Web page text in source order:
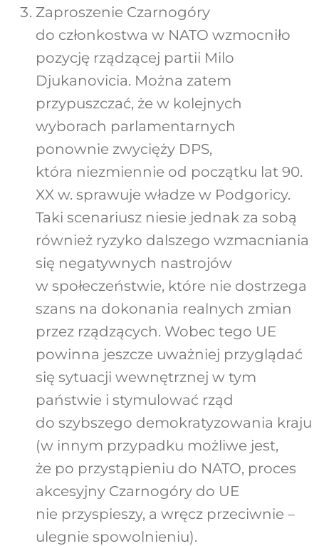
Zaproszenie Czarnogóry
do członkostwa w NATO wzmocniło
pozycję rządzącej partii Milo
Djukanovicia. Można zatem
przypuszczać, że w kolejnych
wyborach parlamentarnych
ponownie zwycięży DPS,
która niezmiennie od początku lat 90.
XX w. sprawuje władze w Podgoricy.
Taki scenariusz niesie jednak za sobą
również ryzyko dalszego wzmacniania
się negatywnych nastrojów
w społeczeństwie, które nie dostrzega
szans na dokonania realnych zmian
przez rządzących. Wobec tego UE
powinna jeszcze uważniej przyglądać
się sytuacji wewnętrznej w tym
państwie i stymulować rząd
do szybszego demokratyzowania kraju
(w innym przypadku możliwe jest,
że po przystąpieniu do NATO, proces
akcesyjny Czarnogóry do UE
nie przyspieszy, a wręcz przeciwnie –
ulegnie spowolnieniu).